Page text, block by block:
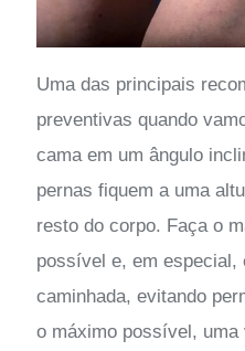
Uma das principais
preventivas quando
cama em um ângulo
pernas fiquem a uma
resto do corpo. Faça o
possível e, em especial,
caminhada, evitando
o máximo possível, uma